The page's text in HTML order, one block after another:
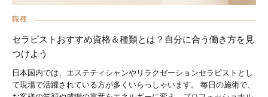
職種
セラピストおすすめ資格＆種類とは？自分に合う働き方を見
つけよう
日本国内では、エステティシャンやリラクゼーションセラピストとし
て現場で活躍されている方が多くいらっしゃいます。 毎日の施術で、